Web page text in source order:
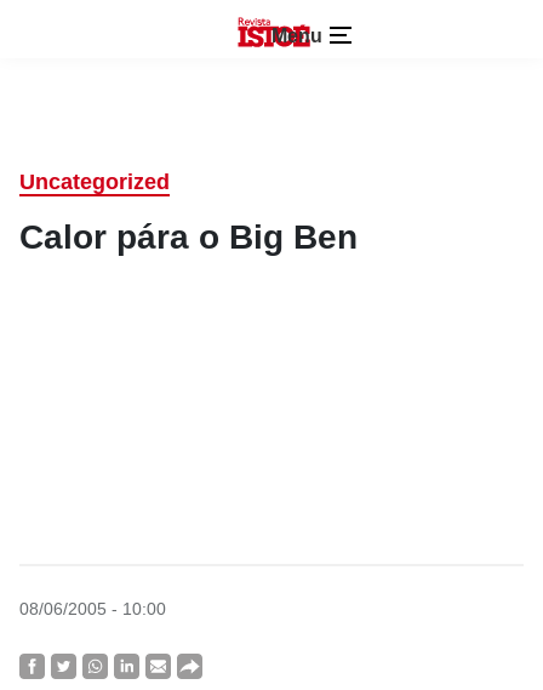
Menu
Uncategorized
Calor pára o Big Ben
08/06/2005 - 10:00